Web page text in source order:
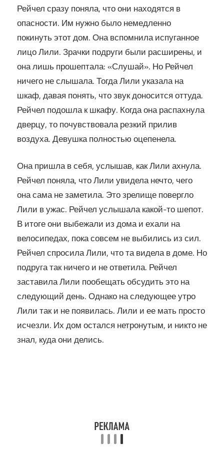
Рейчел сразу поняла, что они находятся в
опасности. Им нужно было немедленно
покинуть этот дом. Она вспомнила испуганное
лицо Лили. Зрачки подруги были расширены, и
она лишь прошептала: «Слушай». Но Рейчел
ничего не слышала. Тогда Лили указала на
шкаф, давая понять, что звук доносится оттуда.
Рейчел подошла к шкафу. Когда она распахнула
дверцу, то почувствовала резкий прилив
воздуха. Девушка полностью оцепенела.
Она пришла в себя, услышав, как Лили ахнула.
Рейчел поняла, что Лили увидела нечто, чего
она сама не заметила. Это зрелище повергло
Лили в ужас. Рейчел услышала какой-то шепот.
В итоге они выбежали из дома и ехали на
велосипедах, пока совсем не выбились из сил.
Рейчел спросила Лили, что та видела в доме. Но
подруга так ничего и не ответила. Рейчел
заставила Лили пообещать обсудить это на
следующий день. Однако на следующее утро
Лили так и не появилась. Лили и ее мать просто
исчезли. Их дом остался нетронутым, и никто не
знал, куда они делись.